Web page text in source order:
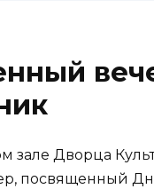
зале Дворца
посвященный